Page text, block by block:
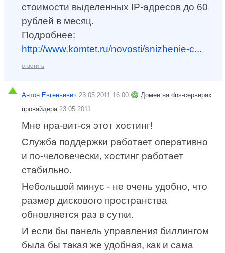
стоимости выделенных IP-адресов до 60
рублей в месяц.
Подробнее:
http://www.komtet.ru/novosti/snizhenie-c...
ответить
Антон Евгеньевич 23.05.2011 16:00
Домен на dns-серверах
провайдера 23.05.2011
Мне нра-вит-ся этот хостинг!
Служба поддержки работает оперативно
и по-человечески, хостинг работает
стабильно.
Небольшой минус - не очень удобно, что
размер дискового пространства
обновляется раз в сутки.
И если бы панель управления биллингом
была бы такая же удобная, как и сама